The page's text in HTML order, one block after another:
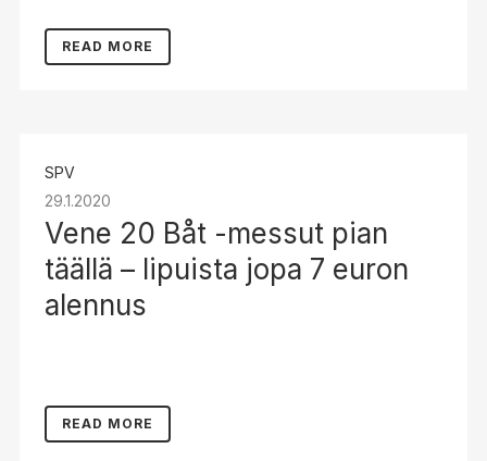
READ MORE
SPV
29.1.2020
Vene 20 Båt -messut pian
täällä – lipuista jopa 7 euron
alennus
READ MORE